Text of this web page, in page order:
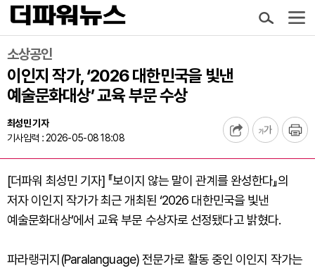
소상공인
이인지 작가, ‘2026 대한민국을 빛낸
예술문화대상’ 교육 부문 수상
최성민 기자
기사입력 : 2026-05-08 18:08
[더파워 최성민 기자] 『보이지 않는 말이 관계를 완성한다』의
저자 이인지 작가가 최근 개최된 ‘2026 대한민국을 빛낸
예술문화대상’에서 교육 부문 수상자로 선정됐다고 밝혔다.
파라랭귀지(Paralanguage) 전문가로 활동 중인 이인지 작가는